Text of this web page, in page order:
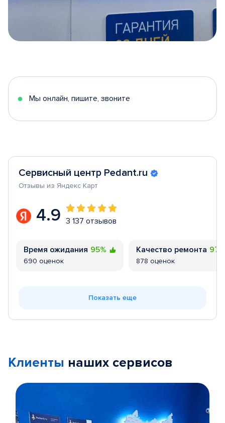
5
Мы онлайн, пишите, звоните
Сервисный центр Pedant.ru
Отзывы из Яндекс Карт
4.9 3 137 отзывов
Время ожидания 95%
690 оценок
Качество ремонта
878 оценок
Показать еще
Клиенты наших сервисов